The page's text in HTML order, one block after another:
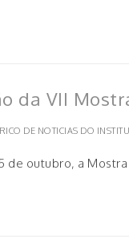
da VII
DE NOTICIAS DO
de outubro, a